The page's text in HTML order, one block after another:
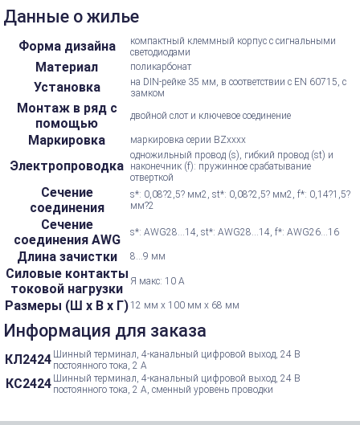
Данные о жилье
Форма дизайна
компактный клеммный корпус с сигнальными
светодиодами
Материал поликарбонат
Установка
на DIN-рейке 35 мм, в соответствии с EN 60715, с
замком
Монтаж в ряд с
помощью
двойной слот и ключевое соединение
Маркировка маркировка серии BZxxxx
Электропроводка
одножильный провод (s), гибкий провод (st) и
наконечник (f): пружинное срабатывание
отверткой
Сечение
соединения
s*: 0,08?2,5? мм2, st*: 0,08?2,5? мм2, f*: 0,14?1,5?
мм?2
Сечение
соединения AWG
s*: AWG28...14, st*: AWG28...14, f*: AWG26...16
Длина зачистки 8...9 мм
Силовые контакты
токовой нагрузки
Я макс: 10 А
Размеры (Ш х В х Г)12 мм x 100 мм x 68 мм
Информация для заказа
КЛ2424 Шинный терминал, 4-канальный цифровой выход, 24 В
постоянного тока, 2 А
КС2424 Шинный терминал, 4-канальный цифровой выход, 24 В
постоянного тока, 2 А, сменный уровень проводки